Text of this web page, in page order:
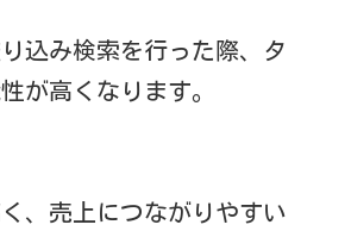
込み検索を行った際、タ
が高くなります。
、売上につながりやすい